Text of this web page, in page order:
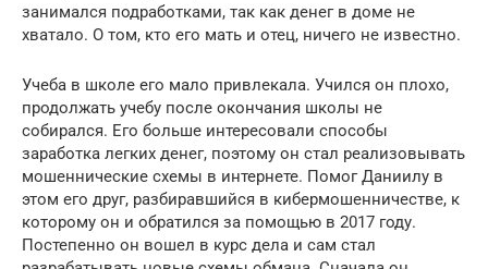
занимался подработками, так как денег в доме не
хватало. О том, кто его мать и отец, ничего не известно.
Учеба в школе его мало привлекала. Учился он плохо,
продолжать учебу после окончания школы не
собирался. Его больше интересовали способы
заработка легких денег, поэтому он стал реализовывать
мошеннические схемы в интернете. Помог Даниилу в
этом его друг, разбиравшийся в кибермошенничестве, к
которому он и обратился за помощью в 2017 году.
Постепенно он вошел в курс дела и сам стал